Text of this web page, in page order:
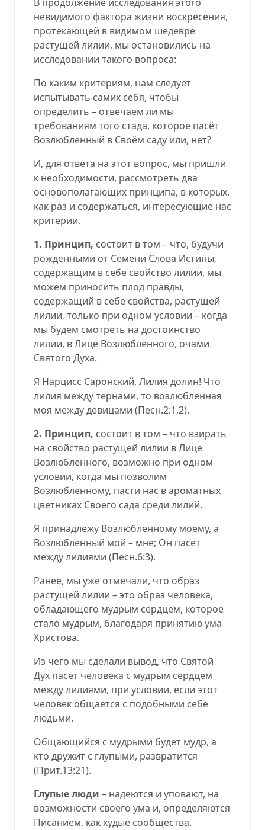
невидимого фактора жизни воскресения,
протекающей в видимом шедевре
растущей лилии, мы остановились на
исследовании такого вопроса:
По каким критериям, нам следует
испытывать самих себя, чтобы
определить – отвечаем ли мы
требованиям того стада, которое пасёт
Возлюбленный в Своём саду или, нет?
И, для ответа на этот вопрос, мы пришли
к необходимости, рассмотреть два
основополагающих принципа, в которых,
как раз и содержаться, интересующие нас
критерии.
1. Принцип, состоит в том – что, будучи
рожденными от Семени Слова Истины,
содержащим в себе свойство лилии, мы
можем приносить плод правды,
содержащий в себе свойства, растущей
лилии, только при одном условии – когда
мы будем смотреть на достоинство
лилии, в Лице Возлюбленного, очами
Святого Духа.
Я Нарцисс Саронский, Лилия долин! Что
лилия между тернами, то возлюбленная
моя между девицами (Песн.2:1,2).
2. Принцип, состоит в том – что взирать
на свойство растущей лилии в Лице
Возлюбленного, возможно при одном
условии, когда мы позволим
Возлюбленному, пасти нас в ароматных
цветниках Своего сада среди лилий.
Я принадлежу Возлюбленному моему, а
Возлюбленный мой – мне; Он пасет
между лилиями (Песн.6:3).
Ранее, мы уже отмечали, что образ
растущей лилии – это образ человека,
обладающего мудрым сердцем, которое
стало мудрым, благодаря принятию ума
Христова.
Из чего мы сделали вывод, что Святой
Дух пасёт человека с мудрым сердцем
между лилиями, при условии, если этот
человек общается с подобными себе
людьми.
Общающийся с мудрыми будет мудр, а
кто дружит с глупыми, развратится
(Прит.13:21).
Глупые люди – надеются и уповают, на
возможности своего ума и, определяются
Писанием, как худые сообщества.